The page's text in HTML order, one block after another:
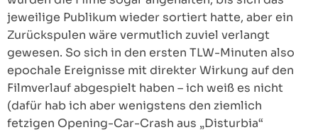
jeweilige Publikum wieder sortiert hatte, aber ein
Zurückspulen wäre vermutlich zuviel verlangt
gewesen. So sich in den ersten TLW-Minuten also
epochale Ereignisse mit direkter Wirkung auf den
Filmverlauf abgespielt haben – ich weiß es nicht
(dafür hab ich aber wenigstens den ziemlich
fetzigen Opening-Car-Crash aus „Disturbia“